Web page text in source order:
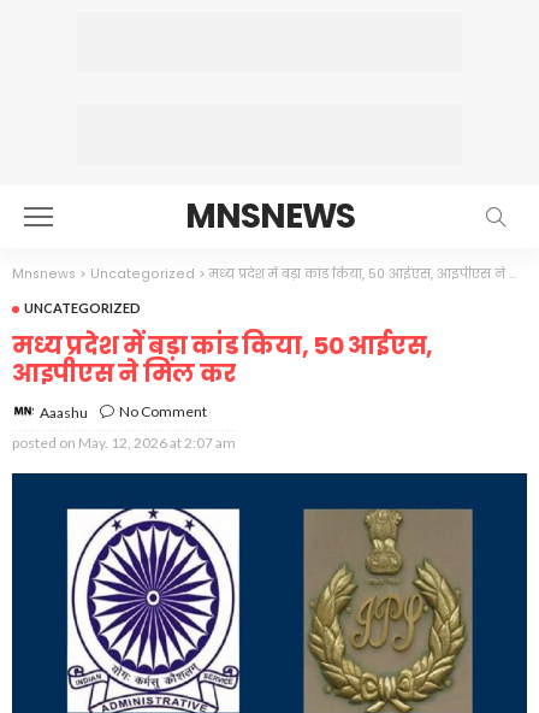
MNSNEWS
Mnsnews > Uncategorized >मध्य प्रदेश में बड़ा कांड किया, 50 आईएस, आइपीएस ने मिल कर
UNCATEGORIZED
मध्य प्रदेश में बड़ा कांड किया, 50 आईएस,
आइपीएस ने मिल कर
Aaashu
No Comment
posted on May. 12, 2026 at 2:07 am